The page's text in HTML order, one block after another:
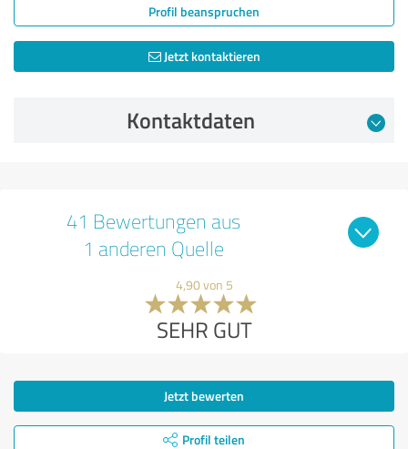
Profil beanspruchen
Jetzt kontaktieren
Kontaktdaten
41 Bewertungen aus
1 anderen Quelle
4,90 von 5
SEHR GUT
Jetzt bewerten
Profil teilen